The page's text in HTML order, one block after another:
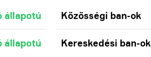
állapotú Közösségi ban-ok
állapotú Kereskedési ban-ok